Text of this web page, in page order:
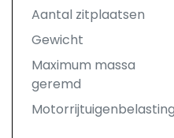
Aantal zitplaatsen
Gewicht
Maximum massa
geremd
Motorrijtuigenbelasting